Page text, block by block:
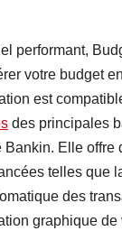
performant,
votre budget
est
des principales
Bankin. Elle offre
telles que
des
graphique de